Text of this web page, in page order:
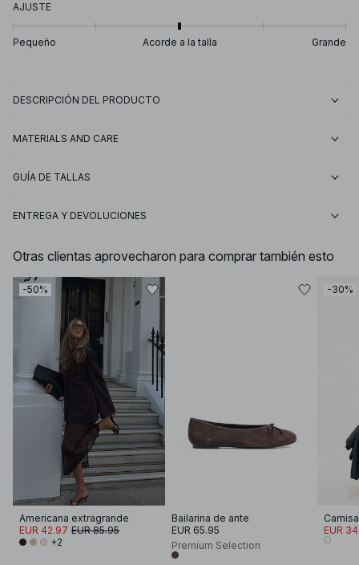
AJUSTE
Pequeño Acorde a la talla Grande
DESCRIPCIÓN DEL PRODUCTO
MATERIALS AND CARE
GUÍA DE TALLAS
ENTREGA Y DEVOLUCIONES
Otras clientas aprovecharon para comprar también esto
-50%
Americana extragrande
EUR 42.97 EUR 85.95
+2
Bailarina de ante
EUR 65.95
Premium Selection
-30%
EUR